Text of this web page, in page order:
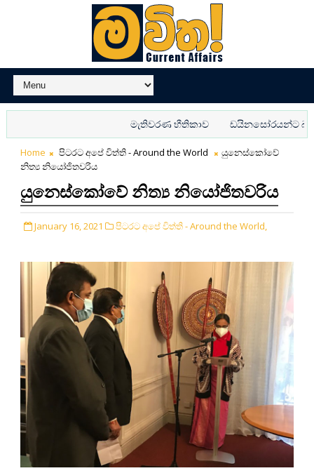
මැතිවරණ භීතිකාව ඩයිනසෝරයන්ට බයේ
Home පිටරට අපේ විත්ති - Around the World
යුනෙස්කෝවේ
නිත්‍ය නියෝජිතවරිය
යුනෙස්කෝවේ නිත්‍ය නියෝජිතවරිය
January 16, 2021 පිටරට අපේ විත්ති - Around the World,